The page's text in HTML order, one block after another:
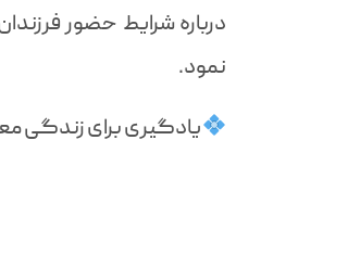
درباره شرایط حضور
نمود.
يادگيرى براى زندگى